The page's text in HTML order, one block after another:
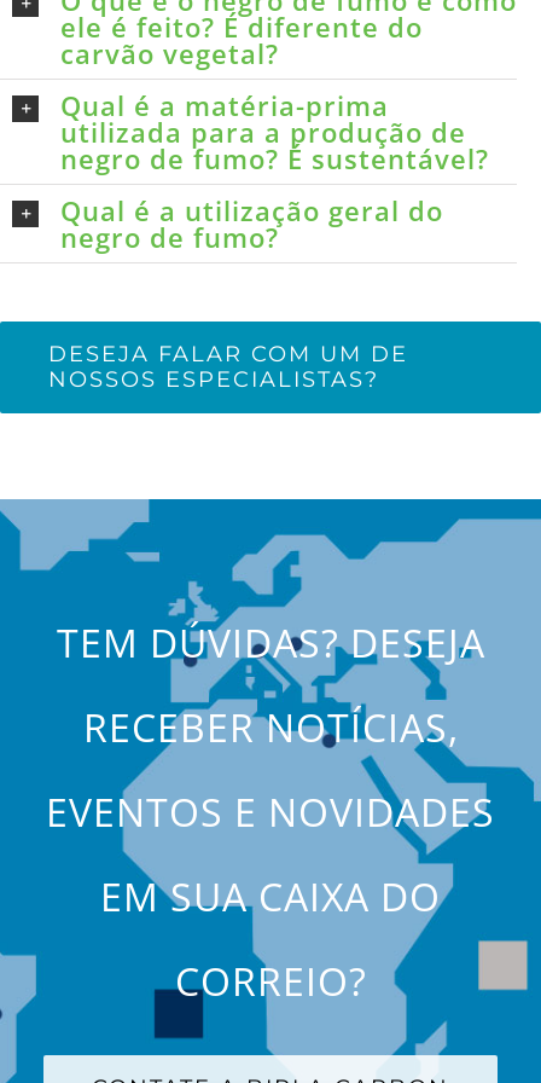
ele é feito? É diferente do
carvão vegetal?
Qual é a matéria-prima
utilizada para a produção de
negro de fumo? É sustentável?
Qual é a utilização geral do
negro de fumo?
DESEJA FALAR COM UM DE
NOSSOS ESPECIALISTAS?
TEM DÚVIDAS? DESEJA
RECEBER NOTÍCIAS,
EVENTOS E NOVIDADES
EM SUA CAIXA DO
CORREIO?